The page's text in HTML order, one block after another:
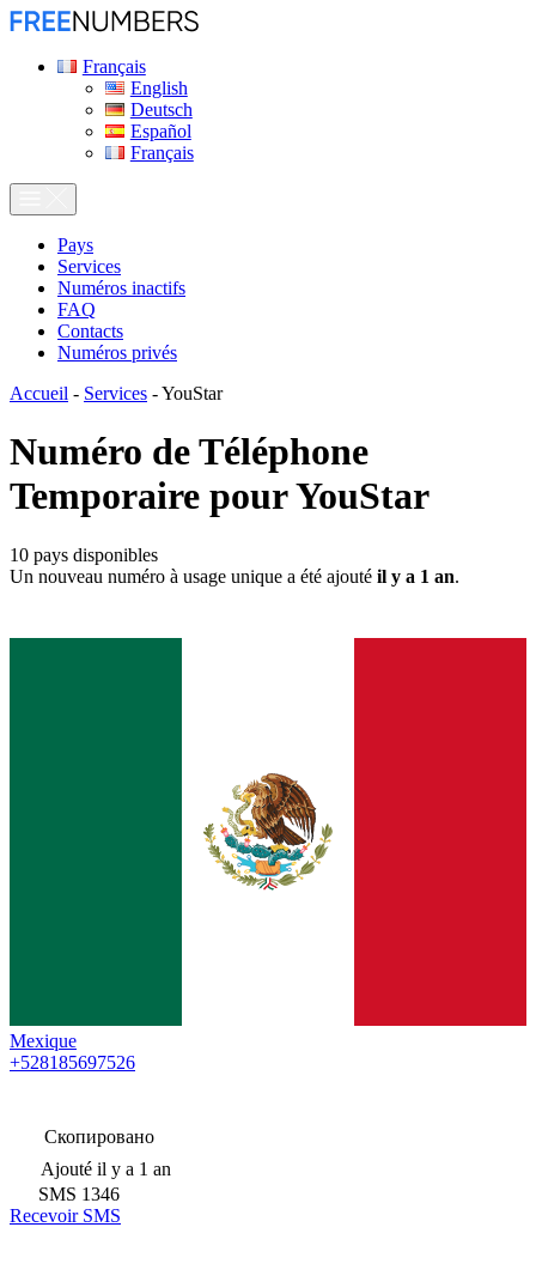
Français
English
Deutsch
Español
Français
Pays
Services
Numéros inactifs
FAQ
Contacts
Numéros privés
Accueil - Services -YouStar
Numéro de Téléphone
Temporaire pourYouStar
10 pays disponibles
Un nouveau numéro à usage unique a été ajouté il y a 1 an.
Mexique
+528185697526
Скопировано
Ajouté il y a 1 an
SMS 1346
Recevoir SMS